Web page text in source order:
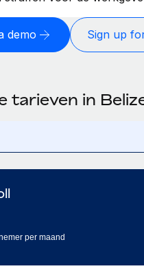
demo Sign up
tarieven in
per maand